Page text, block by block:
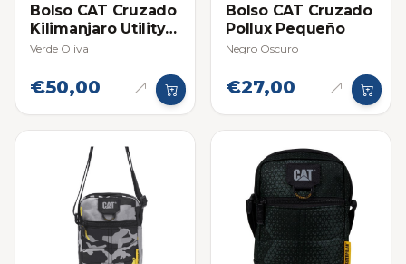
Bolso CAT Cruzado
Kilimanjaro Utility
Bag
Verde Oliva
€50,00
Bolso CAT Cruzado
Pollux Pequeño
Negro Oscuro
€27,00